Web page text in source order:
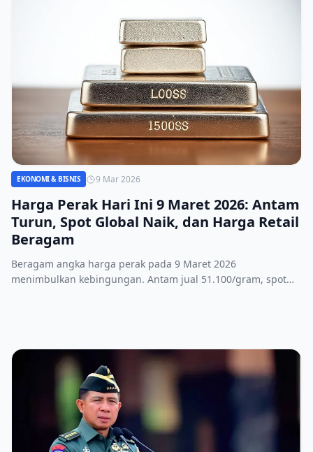
EKONOMI & BISNIS 9 Mar 2026
Harga Perak Hari Ini 9 Maret 2026: Antam
Turun, Spot Global Naik, dan Harga Retail
Beragam
Beragam angka harga perak pada 9 Maret 2026
menimbulkan kebingungan. Antam jual 51.100/gram, spot